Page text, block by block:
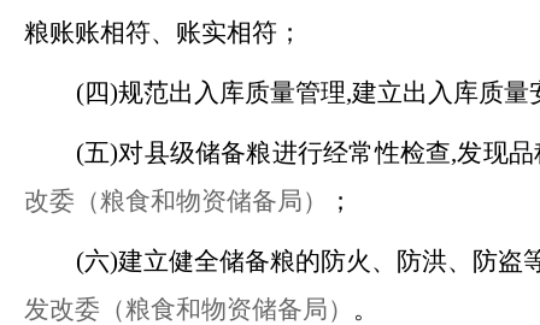
粮账账相符、账实相符；
(四)规范出入库质量管理,建立出入库质
(五)对县级储备粮进行经常性检查,发现
改委（粮食和物资储备局）
；
(六)建立健全储备粮的防火、防洪、防盗
发改委（粮食和物资储备局） 。